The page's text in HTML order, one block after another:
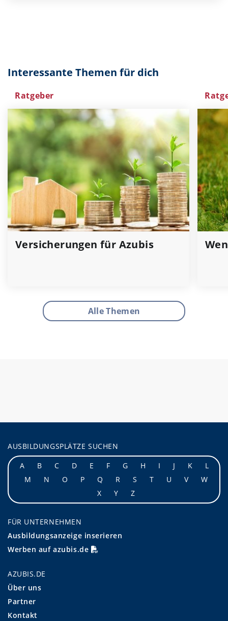
Interessante Themen für dich
Ratgeber
Versicherungen für Azubis
Alle Themen
AUSBILDUNGSPLÄTZE SUCHEN
A
B C D E F G H I J K
L
M
N O P Q R S T U V
W
X
Y Z
FÜR UNTERNEHMEN
Ausbildungsanzeige inserieren
Werben auf azubis.de
AZUBIS.DE
Über uns
Partner
Kontakt